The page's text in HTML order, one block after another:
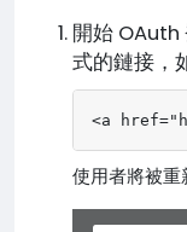
開始 OAuth
式的鏈接，
<a
使用者將被